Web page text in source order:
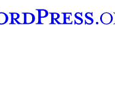
account